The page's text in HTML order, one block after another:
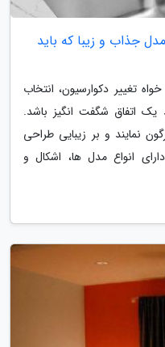
زیباترین شیرآلات ساختمانی : 13 مدل جذاب و زیبا که باید
تغییر دکوارسیون، انتخاب
یک اتفاق شگفت انگیز باشد.
نمایند و بر زیبایی طراحی
انواع مدل ها، اشکال و